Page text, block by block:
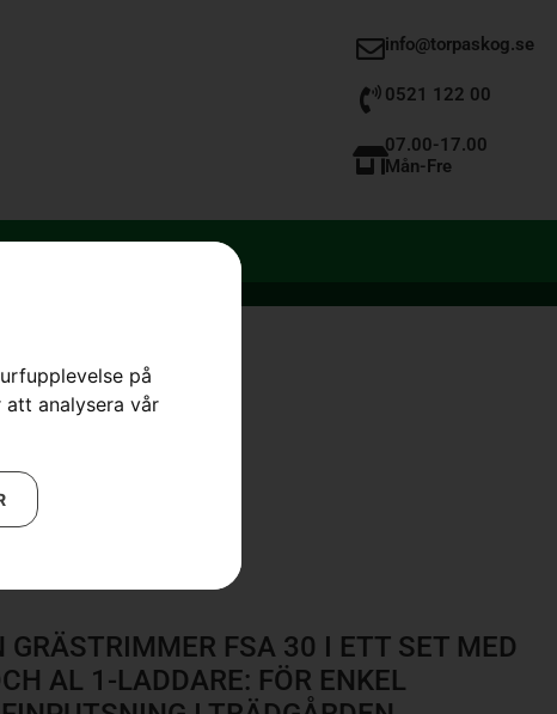
på
analysera vår
info@torpaskog.se
0521 122 00
07.00-17.00
Mån-Fre
AS-system
GRÄSTRIMMER FSA 30 I ETT SET MED
AL 1-LADDARE: FÖR ENKEL